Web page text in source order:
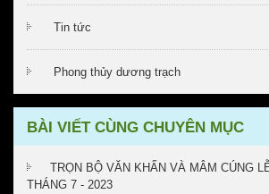
Tin tức
Phong thủy dương trạch
BÀI VIẾT CÙNG CHUYÊN MỤC
TRỌN BỘ VĂN KHẤN VÀ MÂM CÚNG
THÁNG 7 - 2023